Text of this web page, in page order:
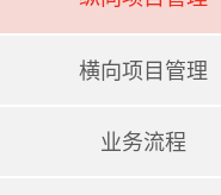
横向项目管理
业务流程